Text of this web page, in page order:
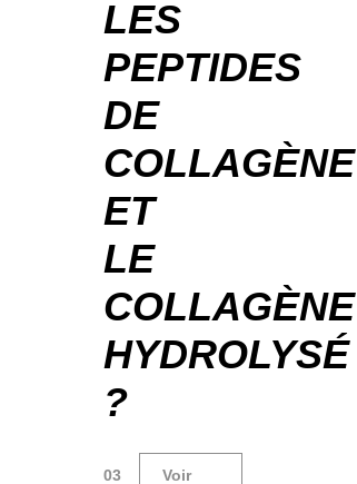
LES
PEPTIDES
DE
COLLAGÈNE
ET
LE
COLLAGÈNE
HYDROLYSÉ
?
03
Voir